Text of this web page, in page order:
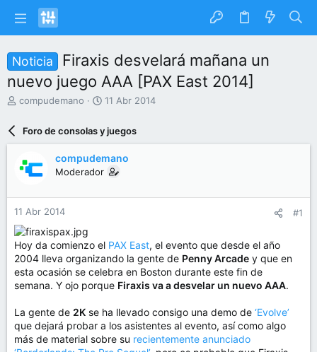
Noticia
Firaxis desvelará mañana un
nuevo juego AAA [PAX East 2014]
I
a
r
d
e
l
t
e
m
a
compudemano
F
c
h
d
e
n
i
o
11 Abr 2014
Foro de consolas y juegos
compudemano
Moderador
11 Abr 2014 #1
Hoy da comienzo el PAX East, el evento que desde el año
2004 lleva organizando la gente de Penny Arcade y que en
esta ocasión se celebra en Boston durante este fin de
semana. Y ojo porque Firaxis va a desvelar un nuevo AAA.
La gente de 2K se ha llevado consigo una demo de ‘Evolve’
que dejará probar a los asistentes al evento, así como algo
más de material sobre su recientemente anunciado